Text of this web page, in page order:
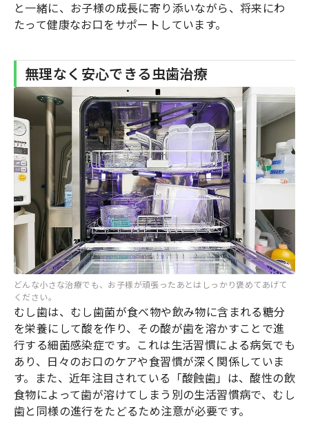
と一緒に、お子様の成長に寄り添いながら、将来にわ
たって健康なお口をサポートしています。
無理なく安心できる虫歯治療
どんな小さな治療でも、お子様が頑張ったあとはしっかり褒めてあげて
ください。
むし歯は、むし歯菌が食べ物や飲み物に含まれる糖分
を栄養にして酸を作り、その酸が歯を溶かすことで進
行する細菌感染症です。これは生活習慣による病気でも
あり、日々のお口のケアや食習慣が深く関係していま
す。また、近年注目されている「酸蝕歯」は、酸性の飲
食物によって歯が溶けてしまう別の生活習慣病で、むし
歯と同様の進行をたどるため注意が必要です。